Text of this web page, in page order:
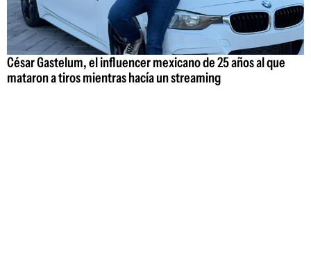
César Gastelum, el influencer mexicano de 25 años al que
mataron a tiros mientras hacía un streaming